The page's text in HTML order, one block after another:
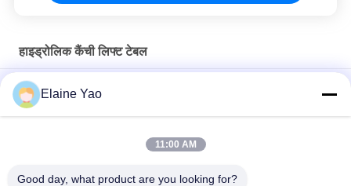
हाइड्रोलिक कैंची लिफ्ट टेबल
5.8m 8m 10m हाइड्रोलिक लिफ्ट प्लेटफार्म एल्यूमीनियम फ्रेम हवाई कार्य प्लेटफार्म
डबल मास्ट एरियल वर्क प्लेटफॉर्म 8 मीटर वर्टिकल लिफ्ट
पोर्टेबल 8-14 मीटर इलेक्ट्रिक स्व-चालित मोबाइल हवाई कार्य मंच डबल मस्तूल
Elaine Yao
11:00 AM
Good day, what product are you looking for?